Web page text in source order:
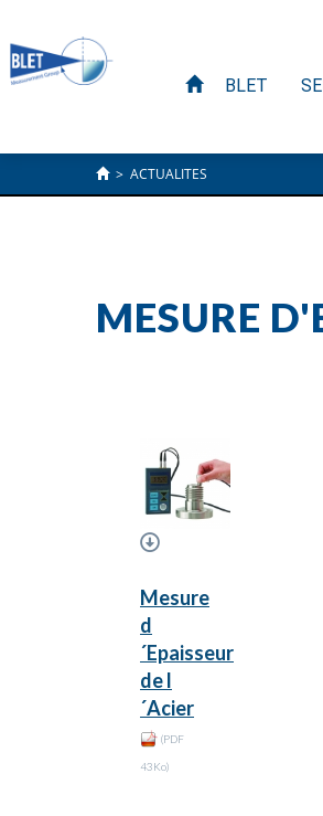
BLET
> ACTUALITES
MESURE
Mesure
d
´Epaisseur
de l
´Acier
(PDF
43Ko)